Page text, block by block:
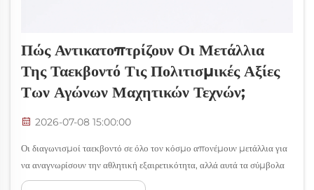
Πώς Αντικατοπτρίζουν Οι Μετάλλια
Της Ταεκβοντό Τις Πολιτισμικές Αξίες
Των Αγώνων Μαχητικών Τεχνών;
2026-07-08 15:00:00
Οι διαγωνισμοί ταεκβοντό σε όλο τον κόσμο απονέμουν μετάλλια για
να αναγνωρίσουν την αθλητική εξαιρετικότητα, αλλά αυτά τα σύμβολα
φέρουν πολύ βαθύτερη σημασία από απλή αναγνώριση. Κάθε μετάλλιο